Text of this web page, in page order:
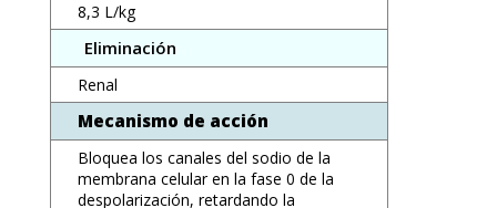
8,3 L/kg
Eliminación
Renal
Mecanismo de acción
Bloquea los canales del sodio de la
membrana celular en la fase 0 de la
despolarización, retardando la